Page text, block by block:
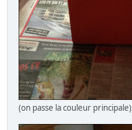
(on passe la couleur principale)